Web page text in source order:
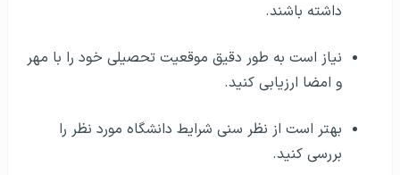
داشته باشند.
نیاز است به طور دقیق موقعیت تحصیلی خود را با مهر
و امضا ارزیابی کنید.
بهتر است از نظر سنی شرایط دانشگاه مورد نظر را
بررسی کنید.